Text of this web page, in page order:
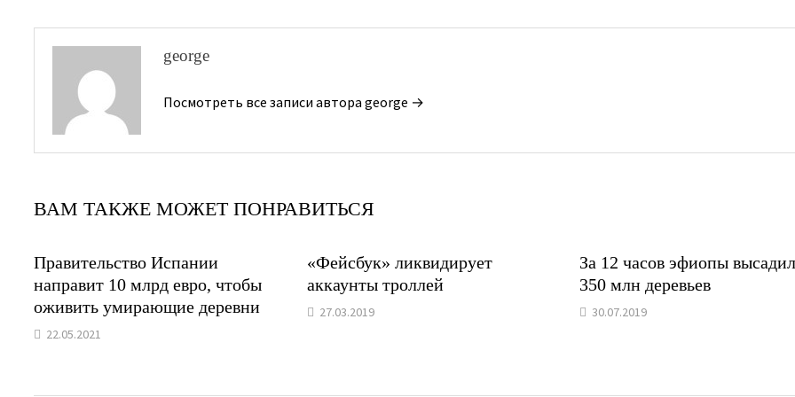
george
Посмотреть все записи автора george →
ВАМ ТАКЖЕ МОЖЕТ ПОНРАВИТЬСЯ
Правительство Испании
направит 10 млрд евро, чтобы
оживить умирающие деревни
22.05.2021
«Фейсбук» ликвидирует
аккаунты троллей
27.03.2019
За 12 часов эфиопы
350 млн деревьев
30.07.2019